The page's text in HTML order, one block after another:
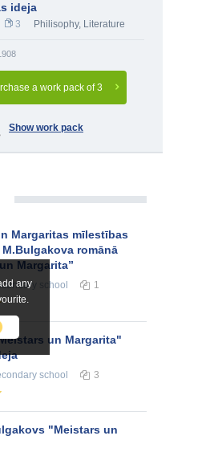
ideja
3 Philisophy, Literature
a work pack of 3
Show work pack
any
Margaritas mīlestības
romānā
Margarita”
school 1
un Margarita"
school 3
"Meistars un